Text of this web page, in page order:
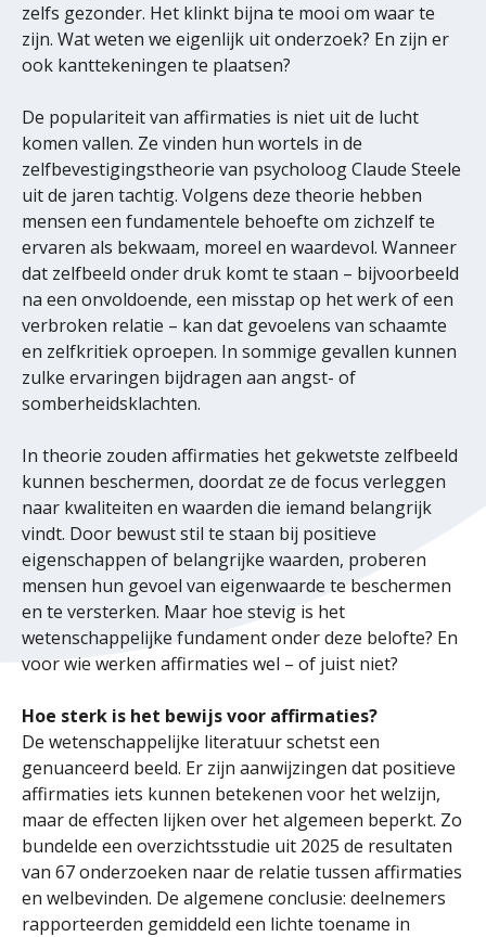
zelfs gezonder. Het klinkt bijna te mooi om waar te
zijn. Wat weten we eigenlijk uit onderzoek? En zijn er
ook kanttekeningen te plaatsen?
De populariteit van affirmaties is niet uit de lucht
komen vallen. Ze vinden hun wortels in de
zelfbevestigingstheorie van psycholoog Claude Steele
uit de jaren tachtig. Volgens deze theorie hebben
mensen een fundamentele behoefte om zichzelf te
ervaren als bekwaam, moreel en waardevol. Wanneer
dat zelfbeeld onder druk komt te staan – bijvoorbeeld
na een onvoldoende, een misstap op het werk of een
verbroken relatie – kan dat gevoelens van schaamte
en zelfkritiek oproepen. In sommige gevallen kunnen
zulke ervaringen bijdragen aan angst- of
somberheidsklachten.
In theorie zouden affirmaties het gekwetste zelfbeeld
kunnen beschermen, doordat ze de focus verleggen
naar kwaliteiten en waarden die iemand belangrijk
vindt. Door bewust stil te staan bij positieve
eigenschappen of belangrijke waarden, proberen
mensen hun gevoel van eigenwaarde te beschermen
en te versterken. Maar hoe stevig is het
wetenschappelijke fundament onder deze belofte? En
voor wie werken affirmaties wel – of juist niet?
Hoe sterk is het bewijs voor affirmaties?
De wetenschappelijke literatuur schetst een
genuanceerd beeld. Er zijn aanwijzingen dat positieve
affirmaties iets kunnen betekenen voor het welzijn,
maar de effecten lijken over het algemeen beperkt. Zo
bundelde een overzichtsstudie uit 2025 de resultaten
van 67 onderzoeken naar de relatie tussen affirmaties
en welbevinden. De algemene conclusie: deelnemers
rapporteerden gemiddeld een lichte toename in